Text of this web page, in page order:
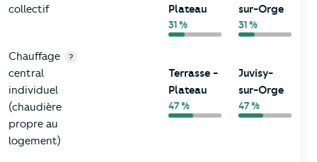
collectif
Plateau
31 %
sur-Orge
31 %
Chauffage
central
individuel
(chaudière
propre au
logement)
?
Terrasse -
Plateau
47 %
Juvisy-
sur-Orge
47 %